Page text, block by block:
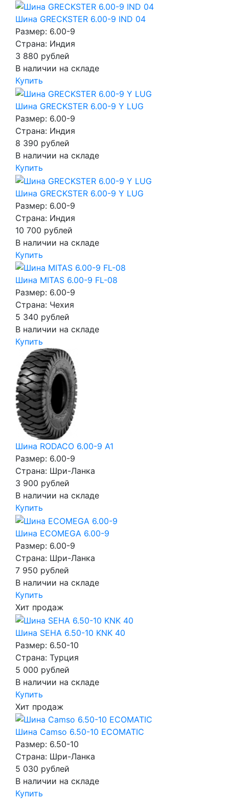
Шина GRECKSTER 6.00-9 IND 04
Размер: 6.00-9
Страна: Индия
3 880 рублей
В наличии на складе
Купить
Шина GRECKSTER 6.00-9 Y LUG
Размер: 6.00-9
Страна: Индия
8 390 рублей
В наличии на складе
Купить
Шина GRECKSTER 6.00-9 Y LUG
Размер: 6.00-9
Страна: Индия
10 700 рублей
В наличии на складе
Купить
Шина MITAS 6.00-9 FL-08
Размер: 6.00-9
Страна: Чехия
5 340 рублей
В наличии на складе
Купить
Шина RODACO 6.00-9 A1
Размер: 6.00-9
Страна: Шри-Ланка
3 900 рублей
В наличии на складе
Купить
Шина ECOMEGA 6.00-9
Размер: 6.00-9
Страна: Шри-Ланка
7 950 рублей
В наличии на складе
Купить
Хит продаж
Шина SEHA 6.50-10 KNK 40
Размер: 6.50-10
Страна: Турция
5 000 рублей
В наличии на складе
Купить
Хит продаж
Шина Camso 6.50-10 ECOMATIC
Размер: 6.50-10
Страна: Шри-Ланка
5 030 рублей
В наличии на складе
Купить